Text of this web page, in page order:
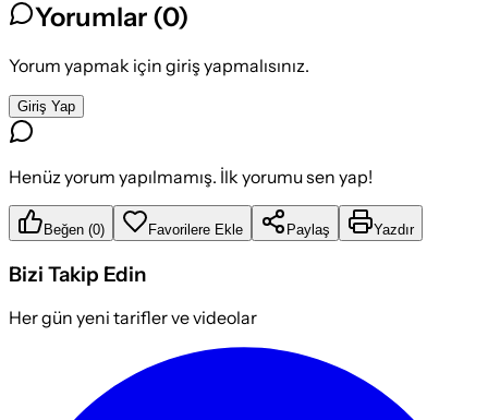
Yorumlar (0)
Yorum yapmak için giriş yapmalısınız.
Giriş Yap
Henüz yorum yapılmamış. İlk yorumu sen yap!
Beğen (0) Favorilere Ekle Paylaş Yazdır
Bizi Takip Edin
Her gün yeni tarifler ve videolar